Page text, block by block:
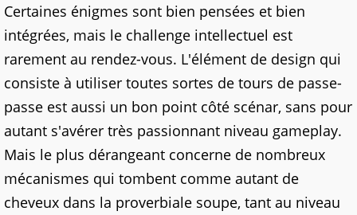
Certaines énigmes sont bien pensées et bien
intégrées, mais le challenge intellectuel est
rarement au rendez-vous. L'élément de design qui
consiste à utiliser toutes sortes de tours de passe-
passe est aussi un bon point côté scénar, sans pour
autant s'avérer très passionnant niveau gameplay.
Mais le plus dérangeant concerne de nombreux
mécanismes qui tombent comme autant de
cheveux dans la proverbiale soupe, tant au niveau